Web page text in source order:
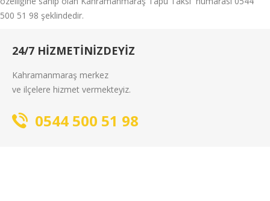
500 51 98 şeklindedir.
24/7 HIZMETINIZDEYIZ
Kahramanmaraş merkez
ve ilçelere hizmet vermekteyiz.
0544 500 51 98